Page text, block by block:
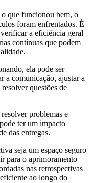
que funcionou bem, o
foram enfrentados. É
a eficiência geral
contínuas que podem
ela pode ser
a comunicação, ajustar a
questões de
problemas e
ter um impacto
das entregas.
seja um espaço seguro
para o aprimoramento
nas retrospectivas
ao longo do